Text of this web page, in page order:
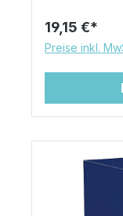
Genuss! 55
im Karton.
Regulärer
19,15 €
Preise inkl.